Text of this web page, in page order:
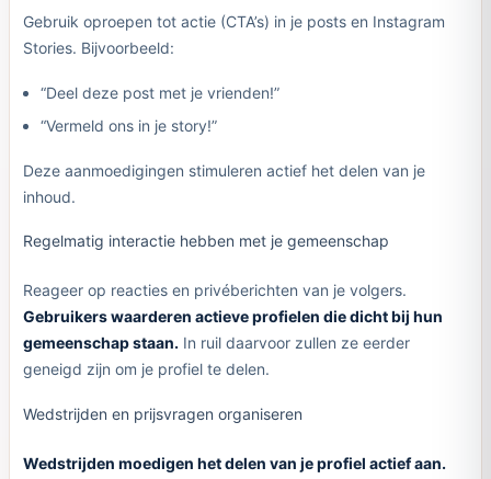
Gebruik oproepen tot actie (CTA’s) in je posts en Instagram
Stories. Bijvoorbeeld:
“Deel deze post met je vrienden!”
“Vermeld ons in je story!”
Deze aanmoedigingen stimuleren actief het delen van je
inhoud.
Regelmatig interactie hebben met je gemeenschap
Reageer op reacties en privéberichten van je volgers.
Gebruikers waarderen actieve profielen die dicht bij hun
gemeenschap staan. In ruil daarvoor zullen ze eerder
geneigd zijn om je profiel te delen.
Wedstrijden en prijsvragen organiseren
Wedstrijden moedigen het delen van je profiel actief aan.